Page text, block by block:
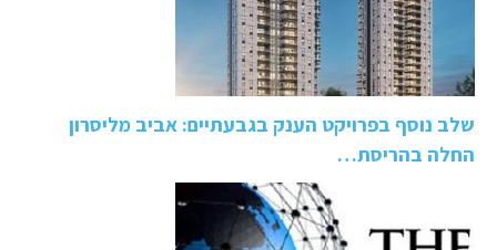
שלב נוסף בפרויקט הענק בגבעתיים: אביב מליסרון
החלה בהריסת…